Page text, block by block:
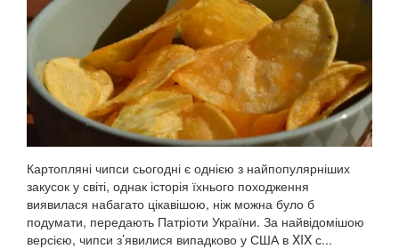
Картопляні чипси сьогодні є однією з найпопулярніших
закусок у світі, однак історія їхнього походження
виявилася набагато цікавішою, ніж можна було б
подумати, передають Патріоти України. За найвідомішою
версією, чипси з’явилися випадково у США в XIX с...